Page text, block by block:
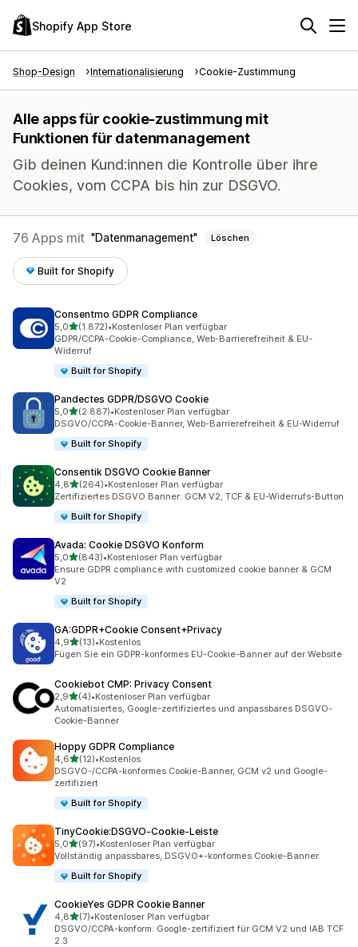
Shopify App Store
Shop-Design Internationalisierung Cookie-Zustimmung
Alle apps für cookie-zustimmung mit
Funktionen für datenmanagement
Gib deinen Kund:innen die Kontrolle über ihre
Cookies, vom CCPA bis hin zur DSGVO.
76 Apps mit Datenmanagement Löschen
Built for Shopify
Consentmo GDPR Compliance
5,0von 5 Sternen
(1.872)
1872 Rezensionen insgesamt
•Kostenloser Plan verfügbar
GDPR/CCPA-Cookie-Compliance, Web-Barrierefreiheit & EU-
Widerruf
Built for Shopify
Pandectes GDPR/DSGVO Cookie
5,0von 5 Sternen
(2.887)
2887 Rezensionen insgesamt
•Kostenloser Plan verfügbar
DSGVO/CCPA-Cookie-Banner, Web-Barrierefreiheit & EU-Widerruf
Built for Shopify
Consentik DSGVO Cookie Banner
4,8von 5 Sternen
(264)
264 Rezensionen insgesamt
•Kostenloser Plan verfügbar
Zertifiziertes DSGVO Banner: GCM V2, TCF & EU-Widerrufs-Button
Built for Shopify
Avada: Cookie DSGVO Konform
5,0von 5 Sternen
(843)
843 Rezensionen insgesamt
•Kostenloser Plan verfügbar
Ensure GDPR compliance with customized cookie banner & GCM
V2
Built for Shopify
GA:GDPR+Cookie Consent+Privacy
4,9von 5 Sternen
(13)
13 Rezensionen insgesamt
•Kostenlos
Fügen Sie ein GDPR-konformes EU-Cookie-Banner auf der Website
Cookiebot CMP: Privacy Consent
2,9von 5 Sternen
(4)
4 Rezensionen insgesamt
•Kostenloser Plan verfügbar
Automatisiertes, Google-zertifiziertes und anpassbares DSGVO-
Cookie-Banner
Hoppy GDPR Compliance
4,6von 5 Sternen
(12)
12 Rezensionen insgesamt
•Kostenlos
DSGVO-/CCPA-konformes Cookie-Banner, GCM v2 und Google-
zertifiziert
Built for Shopify
TinyCookie:DSGVO‑Cookie‑Leiste
5,0von 5 Sternen
(97)
97 Rezensionen insgesamt
•Kostenloser Plan verfügbar
Vollständig anpassbares, DSGVO+-konformes Cookie-Banner.
Built for Shopify
CookieYes GDPR Cookie Banner
4,8von 5 Sternen
(7)
7 Rezensionen insgesamt
•Kostenloser Plan verfügbar
DSGVO/CCPA-konform. Google-zertifiziert für GCM V2 und IAB TCF
2.3